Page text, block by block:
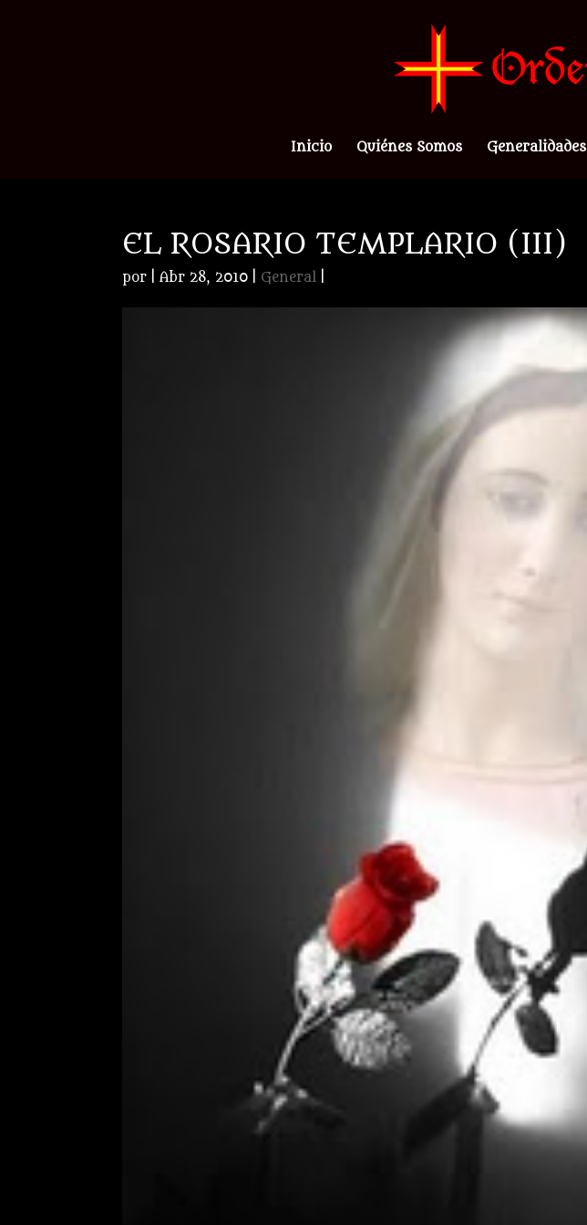
Inicio Quiénes Somos Generalidades
EL ROSARIO TEMPLARIO (III)
por |Abr 28, 2010 General